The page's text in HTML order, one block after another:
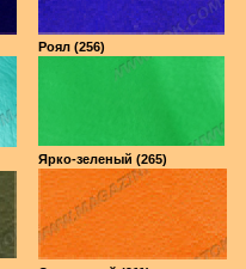
Роял (256)
Ярко-зеленый (265)